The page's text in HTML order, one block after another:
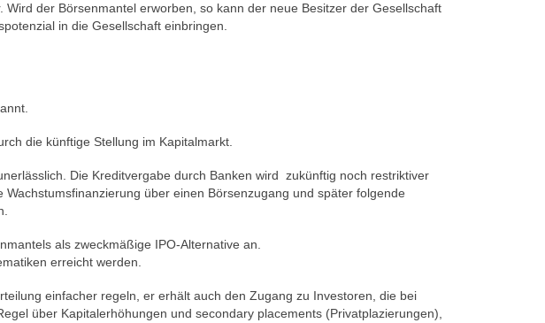
der Börsenmantel erworben, so kann der neue Besitzer der Gesellschaft
in die Gesellschaft einbringen.
die künftige Stellung im Kapitalmarkt.
Die Kreditvergabe durch Banken wird zukünftig noch restriktiver
über einen Börsenzugang und später folgende
als zweckmäßige IPO-Alternative an.
erreicht werden.
einfacher regeln, er erhält auch den Zugang zu Investoren, die bei
über Kapitalerhöhungen und secondary placements (Privatplazierungen)